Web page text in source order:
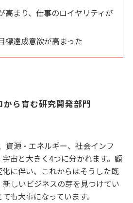
高まり、仕事のロイヤリティが
標達成意欲が高まった
ら育む研究開発部門
資源・エネルギー、社会インフ
宙と大きく4つに分かれます。顧
に伴い、これからはそうした既
しいビジネスの芽を見つけてい
も大事になっています。